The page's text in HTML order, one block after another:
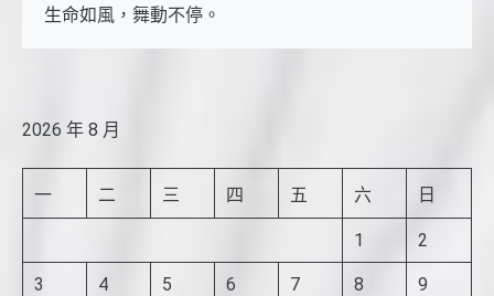
生命如風，舞動不停。
2026 年 8 月
一 二 三 四 五 六 日
1 2
3 4 5 6 7 8 9